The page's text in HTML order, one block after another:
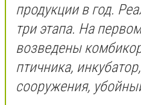
продукции в год.
три этапа. На
возведены
птичника,
сооружения,